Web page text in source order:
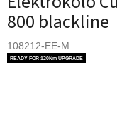
800 blackline
108212-EE-M
READY FOR 120Nm UPGRADE